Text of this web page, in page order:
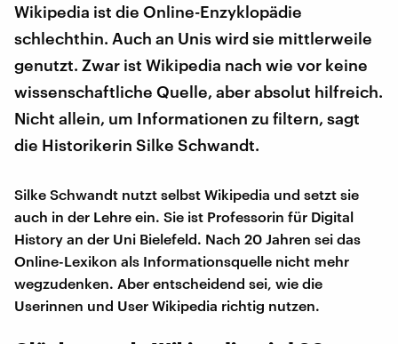
Wikipedia ist die Online-Enzyklopädie
schlechthin. Auch an Unis wird sie mittlerweile
genutzt. Zwar ist Wikipedia nach wie vor keine
wissenschaftliche Quelle, aber absolut hilfreich.
Nicht allein, um Informationen zu filtern, sagt
die Historikerin Silke Schwandt.
Silke Schwandt nutzt selbst Wikipedia und setzt sie
auch in der Lehre ein. Sie ist Professorin für Digital
History an der Uni Bielefeld. Nach 20 Jahren sei das
Online-Lexikon als Informationsquelle nicht mehr
wegzudenken. Aber entscheidend sei, wie die
Userinnen und User Wikipedia richtig nutzen.